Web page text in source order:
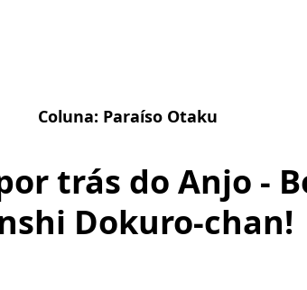
Coluna: Paraíso Otaku
trás do Anjo -
Dokuro-chan!